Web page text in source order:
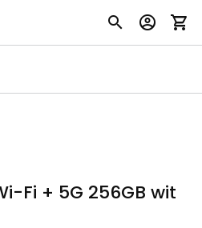
Fi + 5G 256GB wit